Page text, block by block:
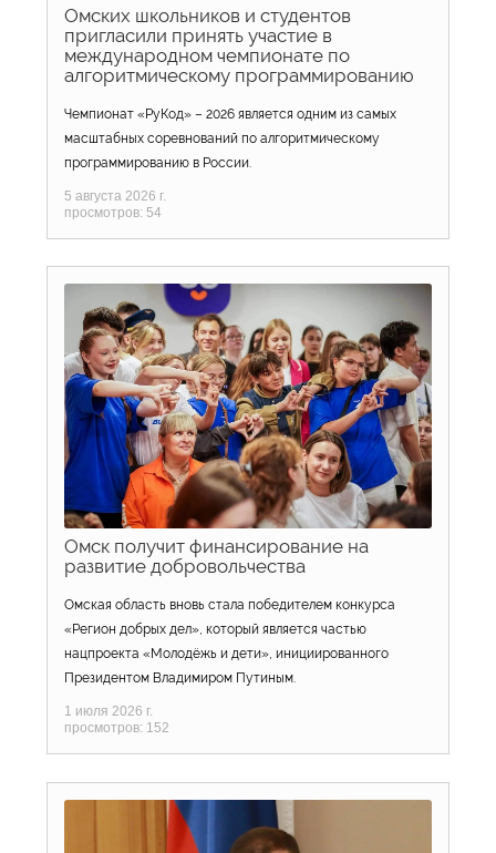
Омских школьников и студентов
пригласили принять участие в
международном чемпионате по
алгоритмическому программированию
Чемпионат «РуКод» – 2026 является одним из самых
масштабных соревнований по алгоритмическому
программированию в России.
5 августа 2026 г.
просмотров: 54
Омск получит финансирование на
развитие добровольчества
Омская область вновь стала победителем конкурса
«Регион добрых дел», который является частью
нацпроекта «Молодёжь и дети», инициированного
Президентом Владимиром Путиным.
1 июля 2026 г.
просмотров: 152